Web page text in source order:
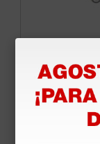
Camilla de